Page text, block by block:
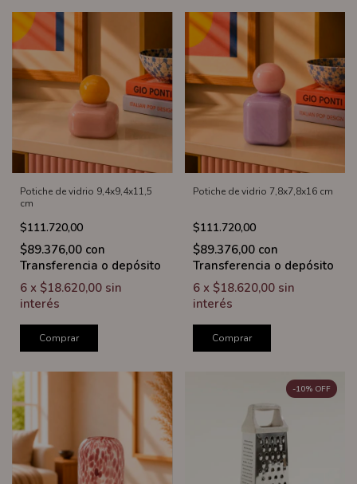
Potiche de vidrio 9,4x9,4x11,5
cm
$111.720,00
$89.376,00 con
Transferencia o depósito
6 x $18.620,00 sin
interés
Comprar
Potiche de vidrio 7,8x7,8x16 cm
$111.720,00
$89.376,00 con
Transferencia o depósito
6 x $18.620,00 sin
interés
Comprar
-10% OFF